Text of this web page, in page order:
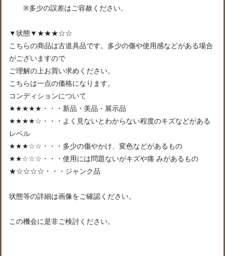
※多少の誤差はご容赦ください。
▼状態▼★★★☆☆
こちらの商品は古道具品です。多少の傷や使用感などがある場合
がございますので
ご理解の上お買い求めください。
こちらは一点の価格になります。
コンディションについて
★★★★★・・・新品・美品・展示品
★★★★☆・・・よく見ないとわからない程度のキズなどがある
レベル
★★★☆☆・・・多少の傷やかけ、変色などがあるもの
★★☆☆☆・・・使用には問題ないがキズや痛 みがあるもの
★☆☆☆☆・・・ジャンク品
状態等の詳細は画像をご確認ください。
この機会に是非ご検討ください。